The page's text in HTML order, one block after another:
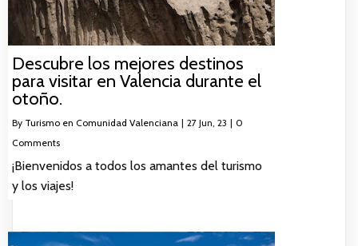
Descubre los mejores destinos
para visitar en Valencia durante el
otoño.
By Turismo en Comunidad Valenciana | 27 Jun, 23 | 0
Comments
¡Bienvenidos a todos los amantes del turismo
y los viajes!